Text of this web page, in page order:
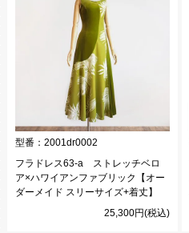
型番： 2001dr0002
フラドレス63-a ストレッチベロ
ア×ハワイアンファブリック【オー
ダーメイド スリーサイズ+着丈】
25,300円(税込)